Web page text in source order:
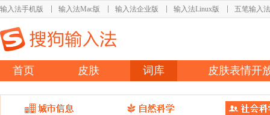
输入法手机版 输入法Mac版 输入法企业版 输入法Linux版 五笔输入法
首页 皮肤 词库 皮肤表情开